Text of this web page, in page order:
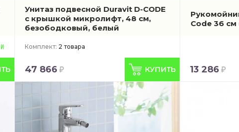
Унитаз подвесной Duravit D-CODE
с крышкой микролифт, 48 см,
безободковый, белый
Комплект: 2 товара
47 866
Code 36 см
13 286